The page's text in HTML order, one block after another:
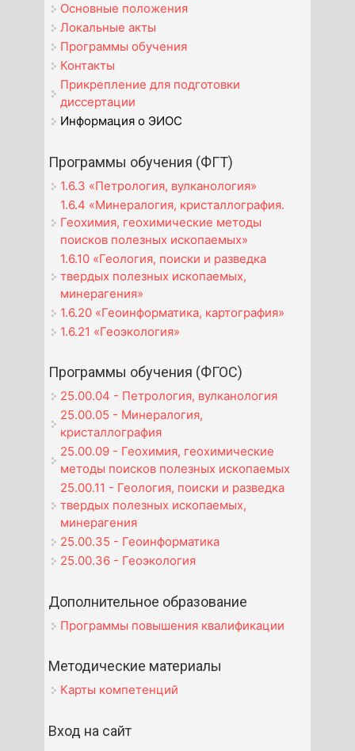
Основные положения
Локальные акты
Программы обучения
Контакты
Прикрепление для подготовки
диссертации
Информация о ЭИОС
Программы обучения (ФГТ)
1.6.3 «Петрология, вулканология»
1.6.4 «Минералогия, кристаллография.
Геохимия, геохимические методы
поисков полезных ископаемых»
1.6.10 «Геология, поиски и разведка
твердых полезных ископаемых,
минерагения»
1.6.20 «Геоинформатика, картография»
1.6.21 «Геоэкология»
Программы обучения (ФГОС)
25.00.04 - Петрология, вулканология
25.00.05 - Минералогия,
кристаллография
25.00.09 - Геохимия, геохимические
методы поисков полезных ископаемых
25.00.11 - Геология, поиски и разведка
твердых полезных ископаемых,
минерагения
25.00.35 - Геоинформатика
25.00.36 - Геоэкология
Дополнительное образование
Программы повышения квалификации
Методические материалы
Карты компетенций
Вход на сайт